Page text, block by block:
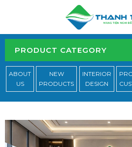
PRODUCT CATEGORY
ABOUT
US
NEW
PRODUCTS
INTERIOR
DESIGN